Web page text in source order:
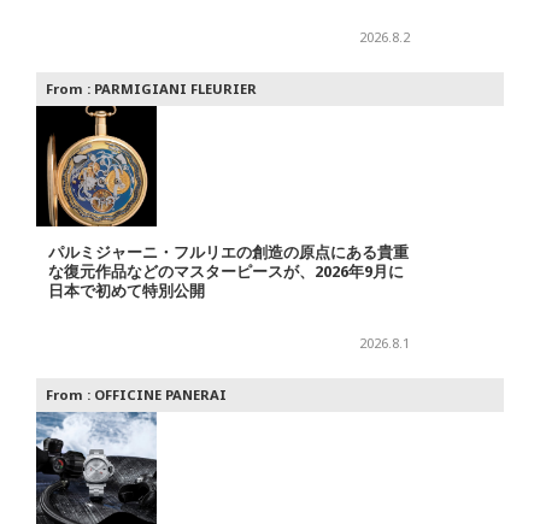
2026.8.2
From : PARMIGIANI FLEURIER
パルミジャーニ・フルリエの創造の原点にある貴重
な復元作品などのマスターピースが、2026年9月に
日本で初めて特別公開
2026.8.1
From : OFFICINE PANERAI